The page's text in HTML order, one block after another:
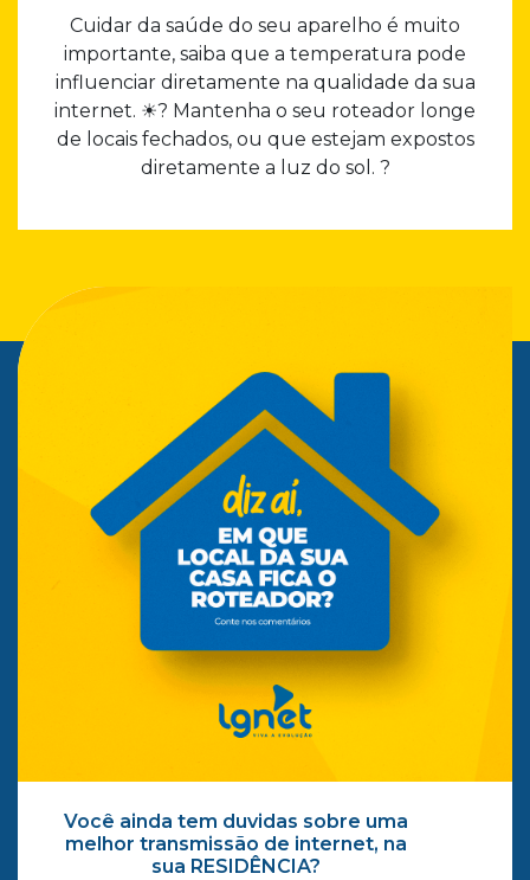
Cuidar da saúde do seu aparelho é muito
importante, saiba que a temperatura pode
influenciar diretamente na qualidade da sua
internet. ☀? Mantenha o seu roteador longe
de locais fechados, ou que estejam expostos
diretamente a luz do sol. ?
Você ainda tem duvidas sobre uma
melhor transmissão de internet, na
sua RESIDÊNCIA?